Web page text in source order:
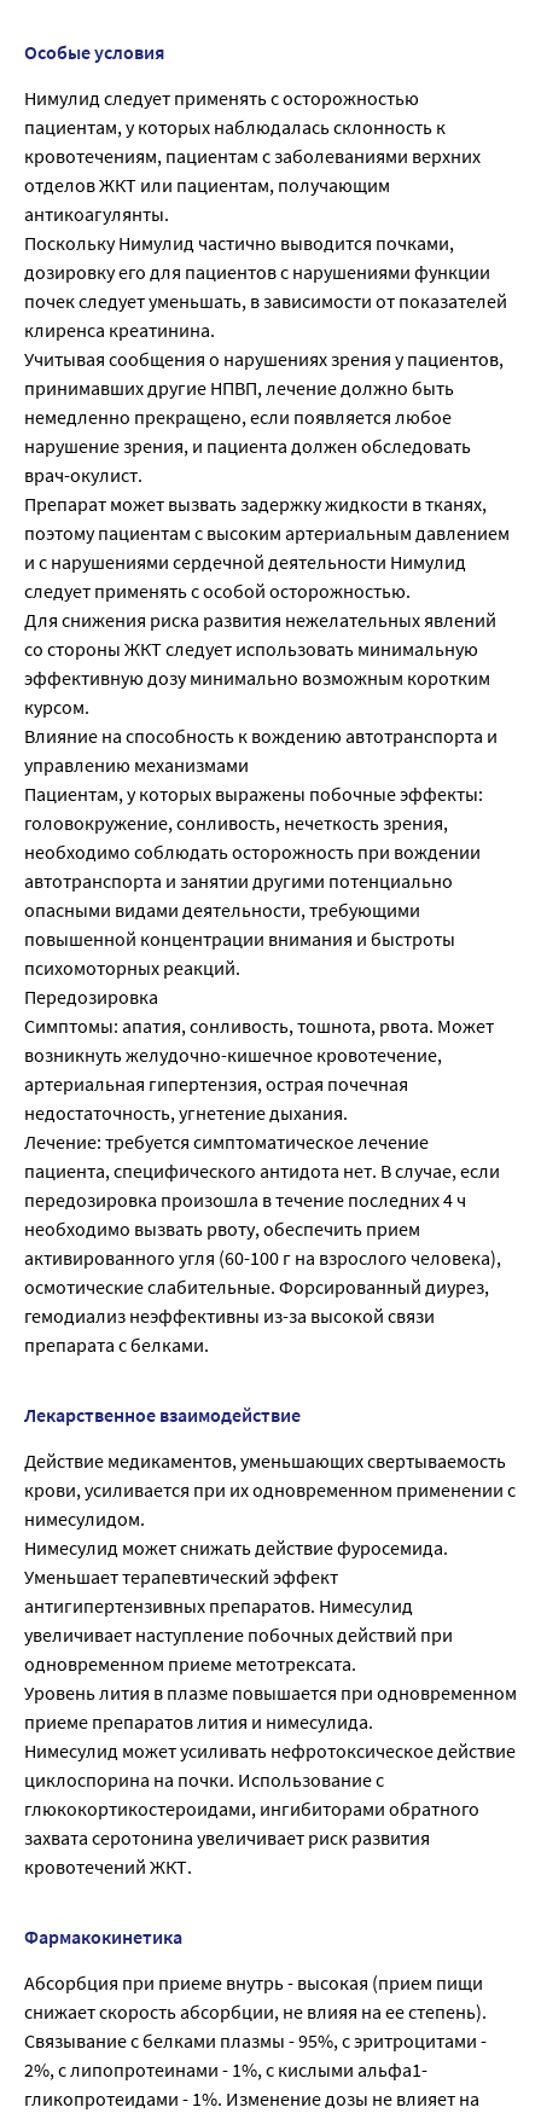
Особые условия
Нимулид следует применять с осторожностью
пациентам, у которых наблюдалась склонность к
кровотечениям, пациентам с заболеваниями верхних
отделов ЖКТ или пациентам, получающим
антикоагулянты.
Поскольку Нимулид частично выводится почками,
дозировку его для пациентов с нарушениями функции
почек следует уменьшать, в зависимости от показателей
клиренса креатинина.
Учитывая сообщения о нарушениях зрения у пациентов,
принимавших другие НПВП, лечение должно быть
немедленно прекращено, если появляется любое
нарушение зрения, и пациента должен обследовать
врач-окулист.
Препарат может вызвать задержку жидкости в тканях,
поэтому пациентам с высоким артериальным давлением
и с нарушениями сердечной деятельности Нимулид
следует применять с особой осторожностью.
Для снижения риска развития нежелательных явлений
со стороны ЖКТ следует использовать минимальную
эффективную дозу минимально возможным коротким
курсом.
Влияние на способность к вождению автотранспорта и
управлению механизмами
Пациентам, у которых выражены побочные эффекты:
головокружение, сонливость, нечеткость зрения,
необходимо соблюдать осторожность при вождении
автотранспорта и занятии другими потенциально
опасными видами деятельности, требующими
повышенной концентрации внимания и быстроты
психомоторных реакций.
Передозировка
Симптомы: апатия, сонливость, тошнота, рвота. Может
возникнуть желудочно-кишечное кровотечение,
артериальная гипертензия, острая почечная
недостаточность, угнетение дыхания.
Лечение: требуется симптоматическое лечение
пациента, специфического антидота нет. В случае, если
передозировка произошла в течение последних 4 ч
необходимо вызвать рвоту, обеспечить прием
активированного угля (60-100 г на взрослого человека),
осмотические слабительные. Форсированный диурез,
гемодиализ неэффективны из-за высокой связи
препарата с белками.
Лекарственное взаимодействие
Действие медикаментов, уменьшающих свертываемость
крови, усиливается при их одновременном применении с
нимесулидом.
Нимесулид может снижать действие фуросемида.
Уменьшает терапевтический эффект
антигипертензивных препаратов. Нимесулид
увеличивает наступление побочных действий при
одновременном приеме метотрексата.
Уровень лития в плазме повышается при одновременном
приеме препаратов лития и нимесулида.
Нимесулид может усиливать нефротоксическое действие
циклоспорина на почки. Использование с
глюкокортикостероидами, ингибиторами обратного
захвата серотонина увеличивает риск развития
кровотечений ЖКТ.
Фармакокинетика
Абсорбция при приеме внутрь - высокая (прием пищи
снижает скорость абсорбции, не влияя на ее степень).
Связывание с белками плазмы - 95%, с эритроцитами -
2%, с липопротеинами - 1%, с кислыми альфа1-
гликопротеидами - 1%. Изменение дозы не влияет на